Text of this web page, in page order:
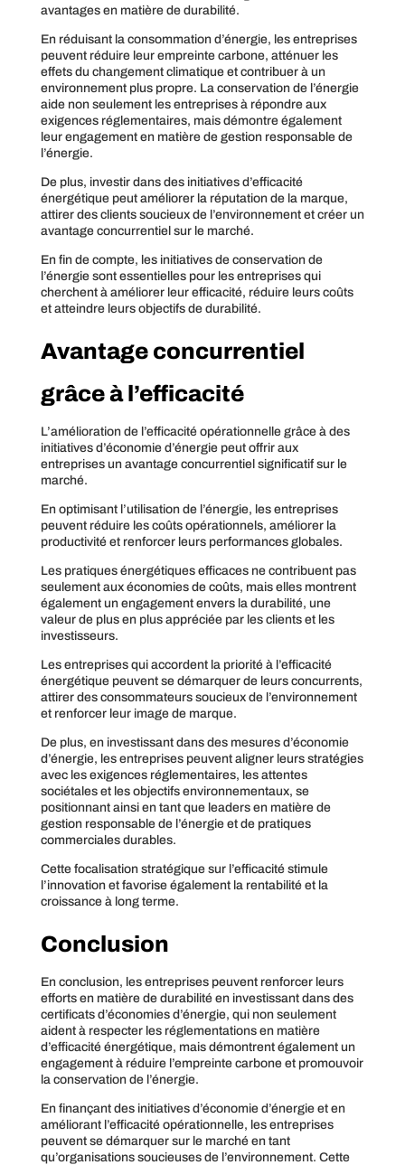
avantages en matière de durabilité.
En réduisant la consommation d’énergie, les entreprises
peuvent réduire leur empreinte carbone, atténuer les
effets du changement climatique et contribuer à un
environnement plus propre. La conservation de l’énergie
aide non seulement les entreprises à répondre aux
exigences réglementaires, mais démontre également
leur engagement en matière de gestion responsable de
l’énergie.
De plus, investir dans des initiatives d’efficacité
énergétique peut améliorer la réputation de la marque,
attirer des clients soucieux de l’environnement et créer un
avantage concurrentiel sur le marché.
En fin de compte, les initiatives de conservation de
l’énergie sont essentielles pour les entreprises qui
cherchent à améliorer leur efficacité, réduire leurs coûts
et atteindre leurs objectifs de durabilité.
Avantage concurrentiel
grâce à l’efficacité
L’amélioration de l’efficacité opérationnelle grâce à des
initiatives d’économie d’énergie peut offrir aux
entreprises un avantage concurrentiel significatif sur le
marché.
En optimisant l’utilisation de l’énergie, les entreprises
peuvent réduire les coûts opérationnels, améliorer la
productivité et renforcer leurs performances globales.
Les pratiques énergétiques efficaces ne contribuent pas
seulement aux économies de coûts, mais elles montrent
également un engagement envers la durabilité, une
valeur de plus en plus appréciée par les clients et les
investisseurs.
Les entreprises qui accordent la priorité à l’efficacité
énergétique peuvent se démarquer de leurs concurrents,
attirer des consommateurs soucieux de l’environnement
et renforcer leur image de marque.
De plus, en investissant dans des mesures d’économie
d’énergie, les entreprises peuvent aligner leurs stratégies
avec les exigences réglementaires, les attentes
sociétales et les objectifs environnementaux, se
positionnant ainsi en tant que leaders en matière de
gestion responsable de l’énergie et de pratiques
commerciales durables.
Cette focalisation stratégique sur l’efficacité stimule
l’innovation et favorise également la rentabilité et la
croissance à long terme.
Conclusion
En conclusion, les entreprises peuvent renforcer leurs
efforts en matière de durabilité en investissant dans des
certificats d’économies d’énergie, qui non seulement
aident à respecter les réglementations en matière
d’efficacité énergétique, mais démontrent également un
engagement à réduire l’empreinte carbone et promouvoir
la conservation de l’énergie.
En finançant des initiatives d’économie d’énergie et en
améliorant l’efficacité opérationnelle, les entreprises
peuvent se démarquer sur le marché en tant
qu’organisations soucieuses de l’environnement. Cette